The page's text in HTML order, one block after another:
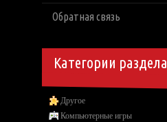
Обратная связь
Категории раздела
Другое
Компьютерные игры